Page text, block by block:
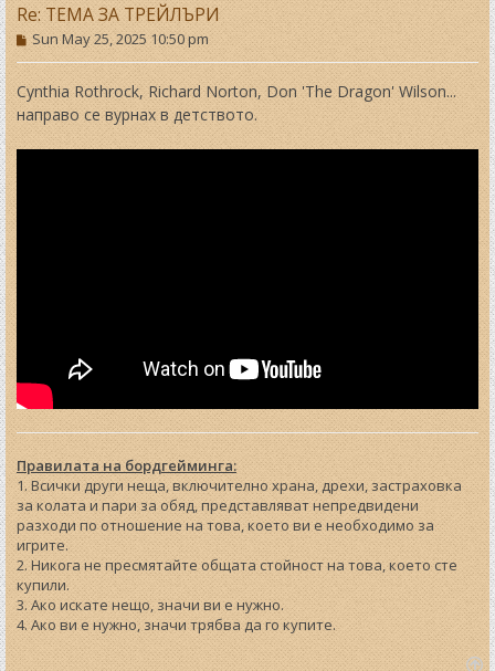
Re: ТЕМА ЗА ТРЕЙЛЪРИ
P
o
s
t
Sun May 25, 2025 10:50 pm
Cynthia Rothrock, Richard Norton, Don 'The Dragon' Wilson...
направо се вурнах в детството.
Правилата на бордгейминга:
1. Всички други неща, включително храна, дрехи, застраховка
за колата и пари за обяд, представляват непредвидени
разходи по отношение на това, което ви е необходимо за
игрите.
2. Никога не пресмятайте общата стойност на това, което сте
купили.
3. Ако искате нещо, значи ви е нужно.
4. Ако ви е нужно, значи трябва да го купите.